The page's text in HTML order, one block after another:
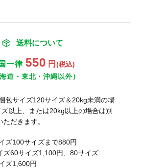
送料について
一律 550 円 (税込)
海道・東北・沖縄以外）
包サイズ120サイズ＆20kg未満の場
以上、または20kg以上の場合は別
だきます。
ズ100サイズまで880円
ズ60サイズ1,100円、80サイズ
ズ1,600円